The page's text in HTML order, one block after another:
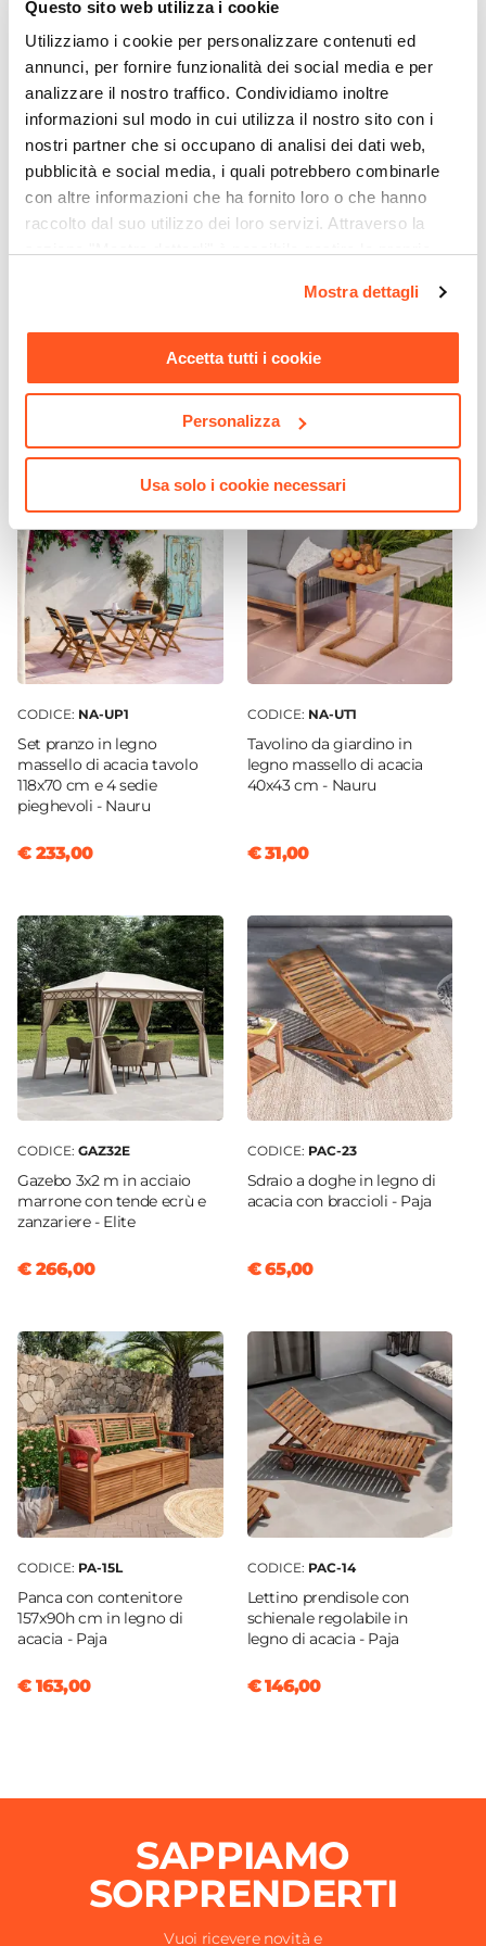
Questo sito web utilizza i cookie
Utilizziamo i cookie per personalizzare contenuti ed
annunci, per fornire funzionalità dei social media e per
analizzare il nostro traffico. Condividiamo inoltre
informazioni sul modo in cui utilizza il nostro sito con i
nostri partner che si occupano di analisi dei dati web,
pubblicità e social media, i quali potrebbero combinarle
con altre informazioni che ha fornito loro o che hanno
raccolto dal suo utilizzo dei loro servizi. Attraverso la
momento. Per maggiori informazioni si invita a leggere la
Mostra dettagli
Accetta tutti i cookie
Personalizza
Usa solo i cookie necessari
Set bistrot salvaspazio con
pieghevoli in legno
massello di acacia - Nauru
€ 86,00
CODICE: NA-UP1
Set pranzo in legno
massello di acacia tavolo
118x70 cm e 4 sedie
pieghevoli - Nauru
€ 233,00
CODICE: NA-UT1
Tavolino da giardino in
legno massello di acacia
40x43 cm - Nauru
€ 31,00
CODICE: GAZ32E
Gazebo 3x2 m in acciaio
marrone con tende ecrù e
zanzariere - Elite
€ 266,00
CODICE: PAC-23
Sdraio a doghe in legno di
acacia con braccioli - Paja
€ 65,00
CODICE: PA-15L
Panca con contenitore
157x90h cm in legno di
acacia - Paja
€ 163,00
CODICE: PAC-14
Lettino prendisole con
schienale regolabile in
legno di acacia - Paja
€ 146,00
SAPPIAMO
SORPRENDERTI
Vuoi ricevere novità e